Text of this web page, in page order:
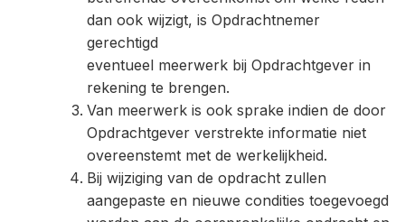
dan ook wijzigt, is Opdrachtnemer
gerechtigd
eventueel meerwerk bij Opdrachtgever in
rekening te brengen.
Van meerwerk is ook sprake indien de door
Opdrachtgever verstrekte informatie niet
overeenstemt met de werkelijkheid.
Bij wijziging van de opdracht zullen
aangepaste en nieuwe condities toegevoegd